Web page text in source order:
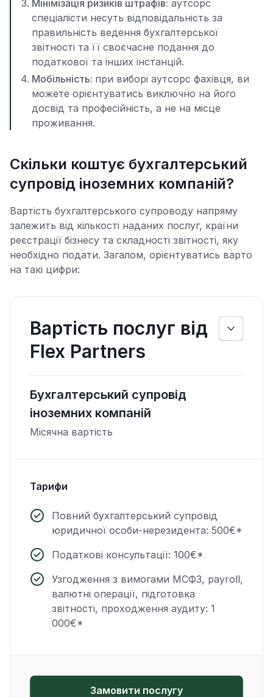
Мінімізація ризиків штрафів: аутсорс
спеціалісти несуть відповідальність за
правильність ведення бухгалтерської
звітності та її своєчасне подання до
податкової та інших інстанцій.
Мобільність: при виборі аутсорс фахівця, ви
можете орієнтуватись виключно на його
досвід та професійність, а не на місце
проживання.
Скільки коштує бухгалтерський
супровід іноземних компаній?
Вартість бухгалтерського супроводу напряму
залежить від кількості наданих послуг, країни
реєстрації бізнесу та складності звітності, яку
необхідно подати. Загалом, орієнтуватись варто
на такі цифри:
Вартість послуг від
Flex Partners
Бухгалтерський супровід
іноземних компаній
Місячна вартість
Тарифи
Повний бухгалтерський супровід
юридичної особи-нерезидента: 500€*
Податкові консультації: 100€*
Узгодження з вимогами МСФЗ, payroll,
валютні операції, підготовка
звітності, проходження аудиту: 1
000€*
Замовити послугу